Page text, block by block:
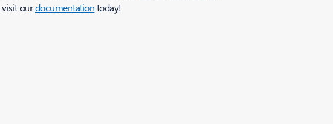
visit ourdocumentationtoday!